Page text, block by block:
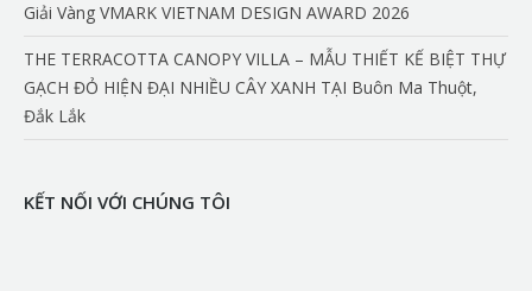
Giải Vàng VMARK VIETNAM DESIGN AWARD 2026
THE TERRACOTTA CANOPY VILLA – MẪU THIẾT KẾ BIỆT THỰ
GẠCH ĐỎ HIỆN ĐẠI NHIỀU CÂY XANH TẠI Buôn Ma Thuột,
Đắk Lắk
KẾT NỐI VỚI CHÚNG TÔI